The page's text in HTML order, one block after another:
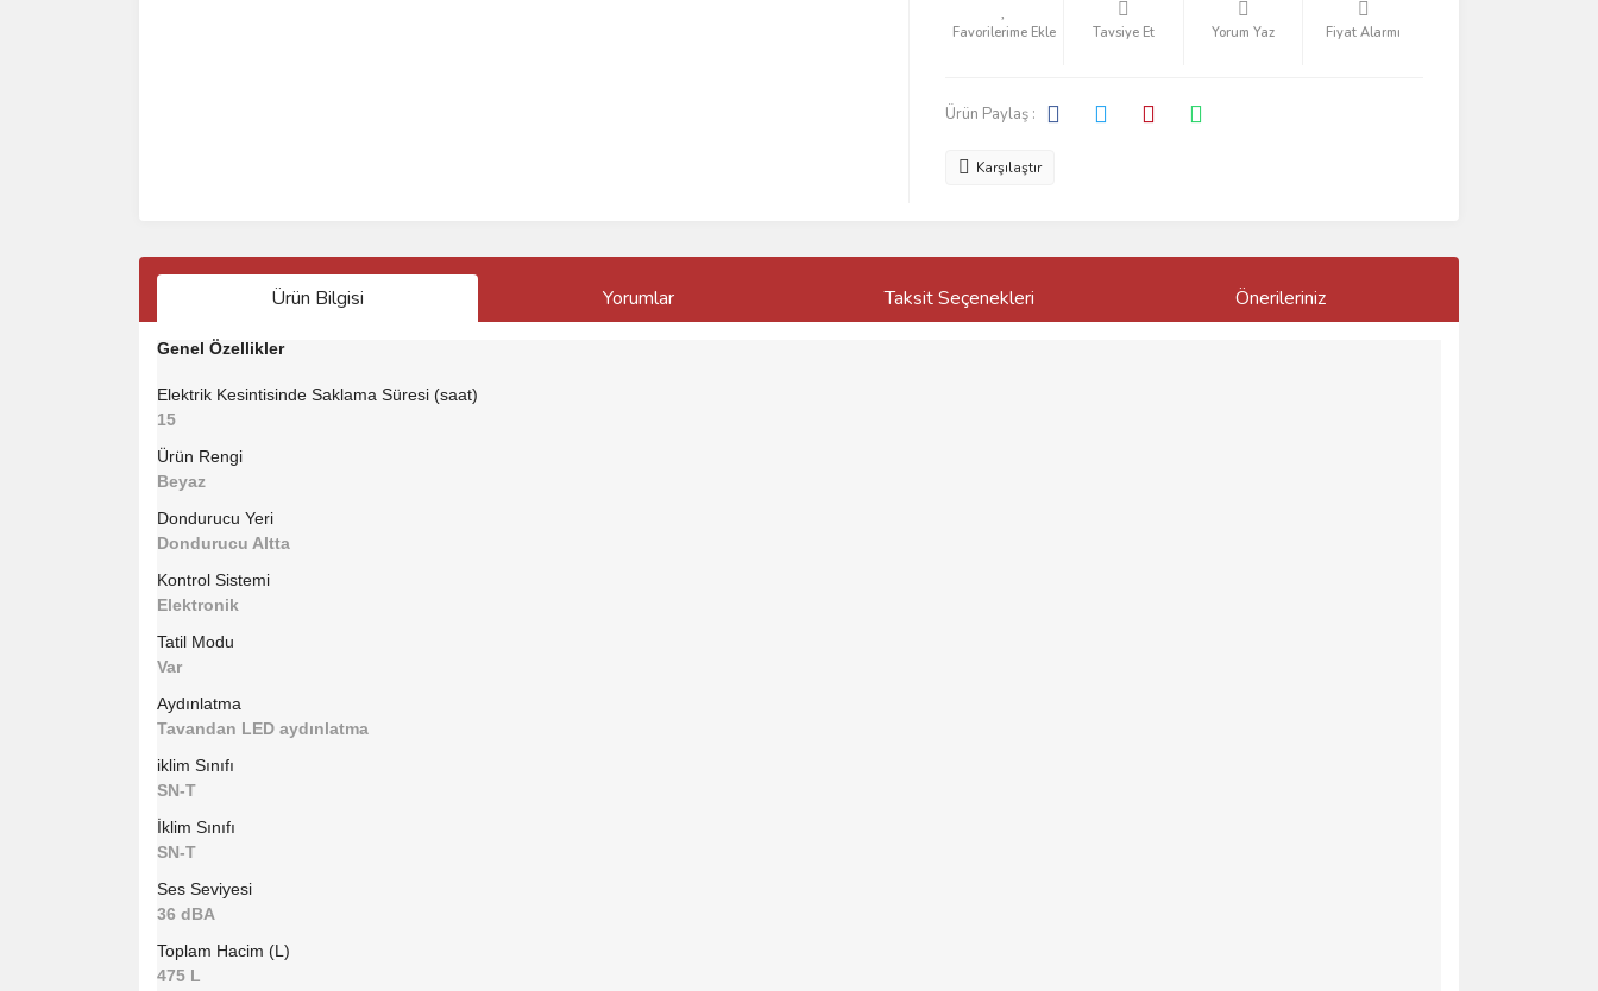
Tavsiye Et Yorum Yaz Fiyat Alarmı
Ürün Paylaş :
Karşılaştır
Ürün Bilgisi Yorumlar Taksit Seçenekleri Önerileriniz
Genel Özellikler
Elektrik Kesintisinde Saklama Süresi (saat)
15
Ürün Rengi
Beyaz
Dondurucu Yeri
Dondurucu Altta
Kontrol Sistemi
Elektronik
Tatil Modu
Var
Aydınlatma
Tavandan LED aydınlatma
iklim Sınıfı
SN-T
İklim Sınıfı
SN-T
Ses Seviyesi
36 dBA
Toplam Hacim (L)
475 L